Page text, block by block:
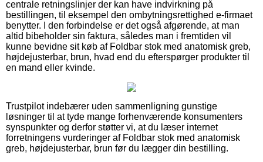
centrale retningslinjer der kan have indvirkning på
bestillingen, til eksempel den ombytningsrettighed e-firmaet
benytter. I den forbindelse er det også afgørende, at man
altid bibeholder sin faktura, således man i fremtiden vil
kunne bevidne sit køb af Foldbar stok med anatomisk greb,
højdejusterbar, brun, hvad end du efterspørger produkter til
en mand eller kvinde.
Trustpilot indebærer uden sammenligning gunstige
løsninger til at tyde mange forhenværende konsumenters
synspunkter og derfor støtter vi, at du læser internet
forretningens vurderinger af Foldbar stok med anatomisk
greb, højdejusterbar, brun før du lægger din bestilling.